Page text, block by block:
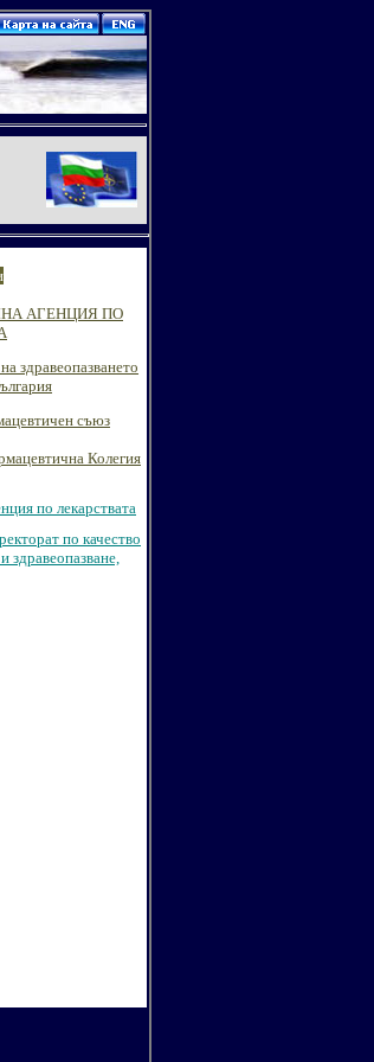
№ 120, п.к. 659 тел. 056/ 807302,
АГЕНЦИЯ ПО
здравеопазването
съюз
Колегия
по лекарствата
по качество
здравеопазване,